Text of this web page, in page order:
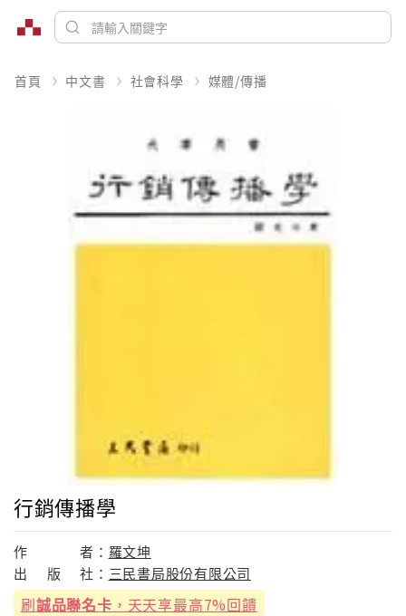
首頁 中文書 社會科學 媒體/傳播
行銷傳播學
作 者： 羅文坤
出
版 社： 三民書局股份有限公司
刷誠品聯名卡 ，天天享最高7%回饋